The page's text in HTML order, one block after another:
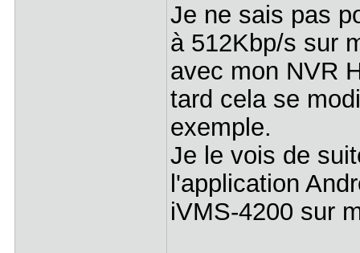
Je ne sais pas
à 512Kbp/s sur
avec mon NVR
tard cela se
exemple.
Je le vois de
l'application
iVMS-4200 sur